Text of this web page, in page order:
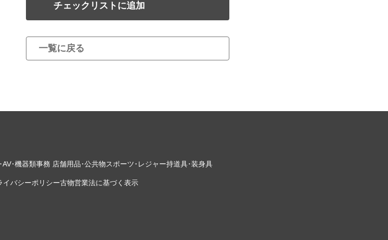
チェックリストに追加
一覧に戻る
AV･機器類事務 店舗用品･公共物スポーツ･レジャー持道具･装身具
イバシーポリシー古物営業法に基づく表示